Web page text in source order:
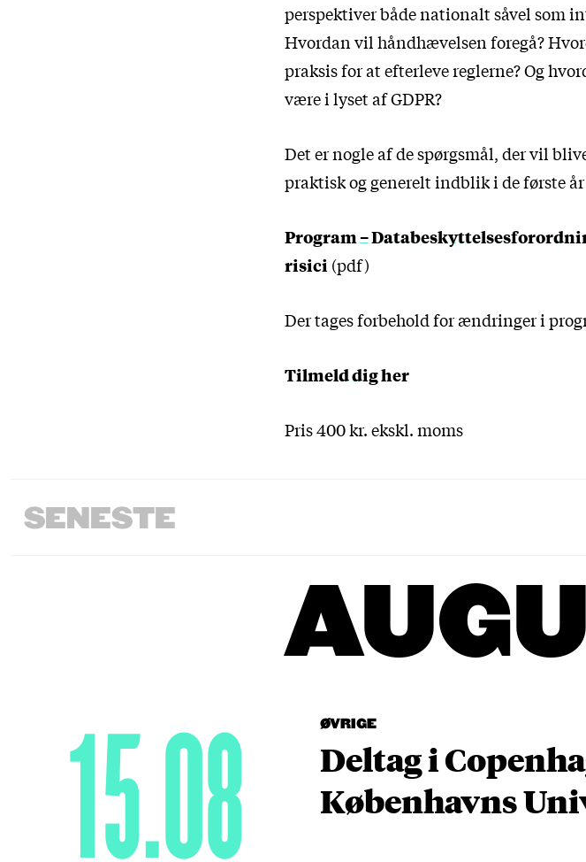
perspektiver både nationalt såvel som
Hvordan vil håndhævelsen foregå?
praksis for at efterleve reglerne? Og
være i lyset af GDPR?
Det er nogle af de spørgsmål, der vil
praktisk og generelt indblik i de første år
Program –
risici (pdf)
Der tages forbehold for ændringer i
Tilmeld dig her
Pris 400 kr. ekskl. moms
SENESTE
ØVRIGE
Deltag i
Københavns
15.08